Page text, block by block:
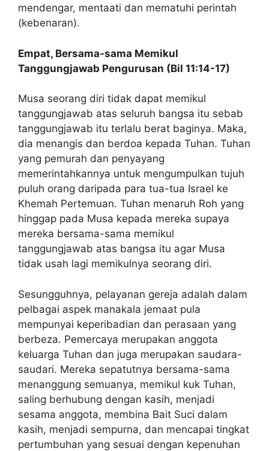
mendengar, mentaati dan mematuhi perintah
(kebenaran).
Empat, Bersama-sama Memikul
Tanggungjawab Pengurusan (Bil 11:14-17)
Musa seorang diri tidak dapat memikul
tanggungjawab atas seluruh bangsa itu sebab
tanggungjawab itu terlalu berat baginya. Maka,
dia menangis dan berdoa kepada Tuhan. Tuhan
yang pemurah dan penyayang
memerintahkannya untuk mengumpulkan tujuh
puluh orang daripada para tua-tua Israel ke
Khemah Pertemuan. Tuhan menaruh Roh yang
hinggap pada Musa kepada mereka supaya
mereka bersama-sama memikul
tanggungjawab atas bangsa itu agar Musa
tidak usah lagi memikulnya seorang diri.
Sesungguhnya, pelayanan gereja adalah dalam
pelbagai aspek manakala jemaat pula
mempunyai keperibadian dan perasaan yang
berbeza. Pemercaya merupakan anggota
keluarga Tuhan dan juga merupakan saudara-
saudari. Mereka sepatutnya bersama-sama
menanggung semuanya, memikul kuk Tuhan,
saling berhubung dengan kasih, menjadi
sesama anggota, membina Bait Suci dalam
kasih, menjadi sempurna, dan mencapai tingkat
pertumbuhan yang sesuai dengan kepenuhan